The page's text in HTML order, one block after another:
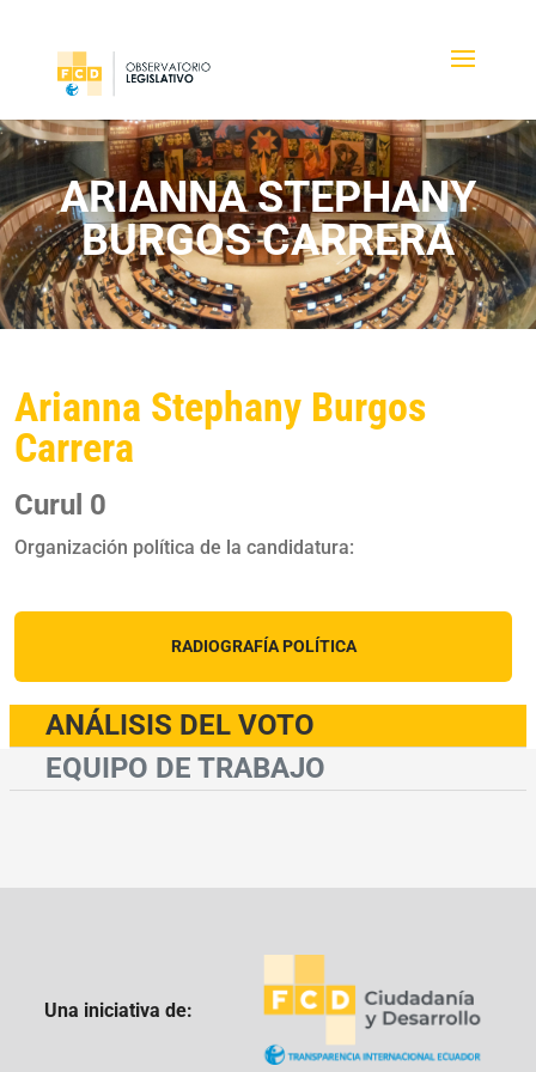
ARIANNA STEPHANY
BURGOS CARRERA
Arianna Stephany Burgos
Carrera
Curul 0
Organización política de la candidatura:
RADIOGRAFÍA POLÍTICA
ANÁLISIS DEL VOTO
EQUIPO DE TRABAJO
Una iniciativa de: